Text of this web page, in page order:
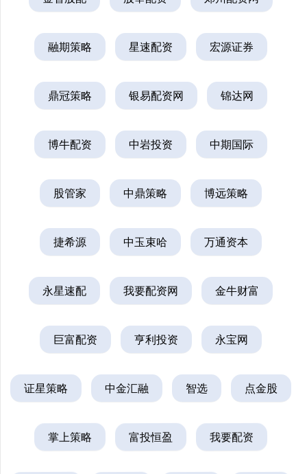
融期策略 星速配资 宏源证券
鼎冠策略 银易配资网 锦达网
博牛配资 中岩投资 中期国际
股管家 中鼎策略 博远策略
捷希源 中玉束哈 万通资本
永星速配 我要配资网 金牛财富
巨富配资 亨利投资 永宝网
证星策略 中金汇融 智选 点金股
掌上策略 富投恒盈 我要配资